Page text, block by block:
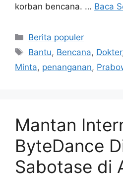
korban bencana. … Baca
Kategori
Berita populer
Tag
Bantu, Bencana, Dokter
Minta, penanganan,
Mantan
ByteDance
Sabotase di